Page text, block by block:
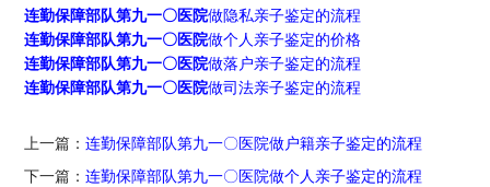
连勤保障部队第九一〇医院做隐私亲子鉴定的流程
连勤保障部队第九一〇医院做个人亲子鉴定的价格
连勤保障部队第九一〇医院做落户亲子鉴定的流程
连勤保障部队第九一〇医院做司法亲子鉴定的流程
上一篇：连勤保障部队第九一〇医院做户籍亲子鉴定的流程
下一篇：连勤保障部队第九一〇医院做个人亲子鉴定的流程